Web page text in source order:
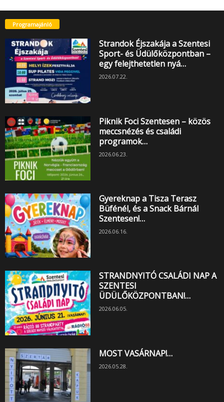
Programajánló
Strandok Éjszakája a Szentesi
Sport- és Üdülőközpontban –
egy felejthetetlen nyá…
2026.07.22.
Piknik Foci Szentesen – közös
meccsnézés és családi
programok…
2026.06.23.
Gyereknap a Tisza Terasz
Büfénél, és a Snack Bárnál
Szentesen!…
2026.06.16.
STRANDNYITÓ CSALÁDI NAP A
SZENTESI
ÜDÜLŐKÖZPONTBAN!…
2026.06.05.
MOST VASÁRNAP!…
2026.05.28.